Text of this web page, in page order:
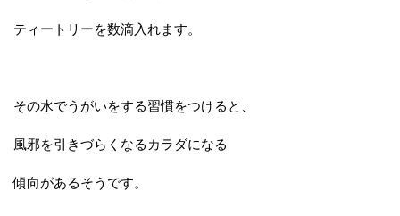
ティートリーを数滴入れます。
その水でうがいをする習慣をつけると、
風邪を引きづらくなるカラダになる
傾向があるそうです。